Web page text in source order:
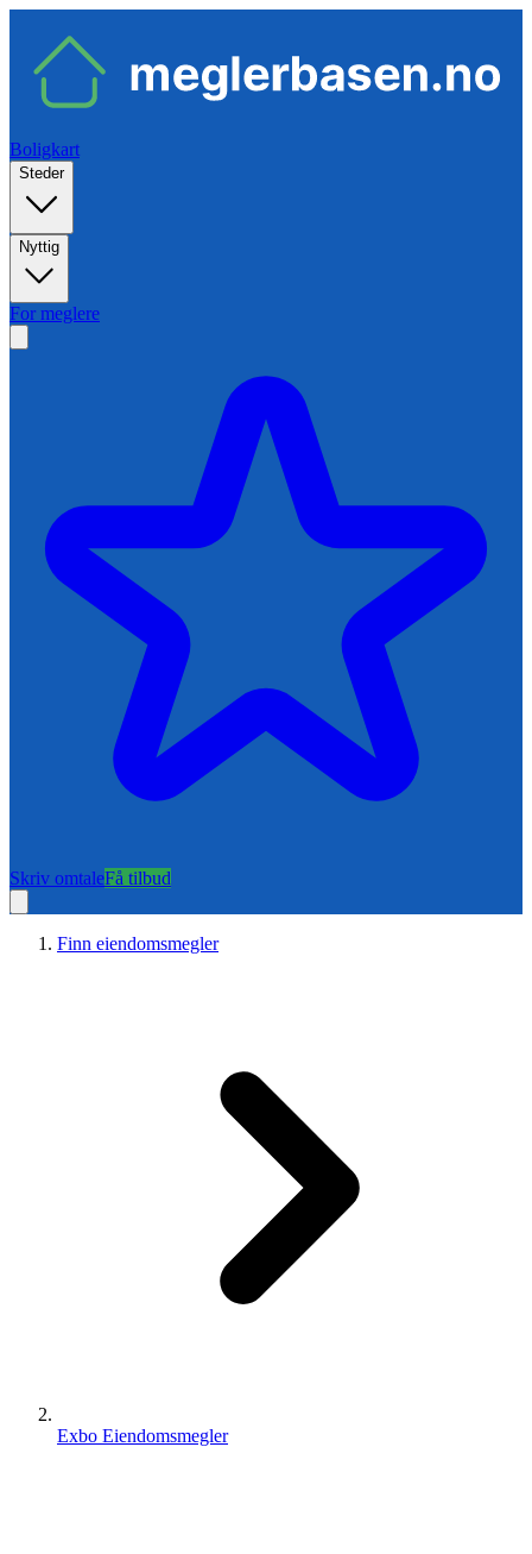
Boligkart
Steder
Nyttig
For meglere
Skriv omtaleFå tilbud
Finn eiendomsmegler
Exbo Eiendomsmegler